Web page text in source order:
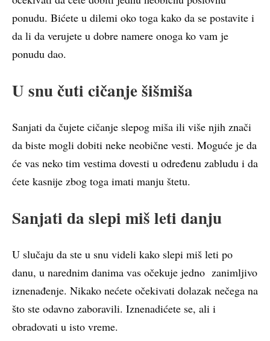
ponudu. Bićete u dilemi oko toga kako da se postavite i
da li da verujete u dobre namere onoga ko vam je
ponudu dao.
U snu čuti cičanje šišmiša
Sanjati da čujete cičanje slepog miša ili više njih znači
da biste mogli dobiti neke neobične vesti. Moguće je da
će vas neko tim vestima dovesti u određenu zabludu i da
ćete kasnije zbog toga imati manju štetu.
Sanjati da slepi miš leti danju
U slučaju da ste u snu videli kako slepi miš leti po
danu, u narednim danima vas očekuje jedno zanimljivo
iznenađenje. Nikako nećete očekivati dolazak nečega na
što ste odavno zaboravili. Iznenadićete se, ali i
obradovati u isto vreme.